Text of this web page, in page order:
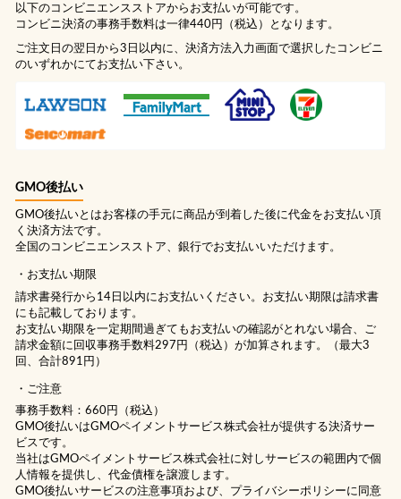
以下のコンビニエンスストアからお支払いが可能です。
コンビニ決済の事務手数料は一律440円（税込）となります。
ご注文日の翌日から3日以内に、決済方法入力画面で選択したコンビニ
のいずれかにてお支払い下さい。
GMO後払い
GMO後払いとはお客様の手元に商品が到着した後に代金をお支払い頂
く決済方法です。
全国のコンビニエンスストア、銀行でお支払いいただけます。
お支払い期限
請求書発行から14日以内にお支払いください。お支払い期限は請求書
にも記載しております。
お支払い期限を一定期間過ぎてもお支払いの確認がとれない場合、ご
請求金額に回収事務手数料297円（税込）が加算されます。（最大3
回、合計891円）
ご注意
事務手数料：660円（税込）
GMO後払いはGMOペイメントサービス株式会社が提供する決済サー
ビスです。
当社はGMOペイメントサービス株式会社に対しサービスの範囲内で個
人情報を提供し、代金債権を譲渡します。
GMO後払いサービスの注意事項および、 プライバシーポリシーに同意